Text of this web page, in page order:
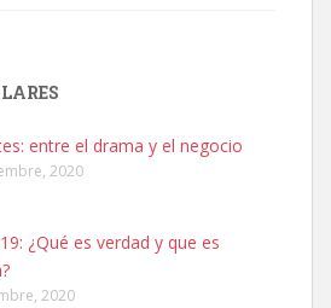
entre el drama y el negocio
2020
¿Qué es verdad y que es
2020